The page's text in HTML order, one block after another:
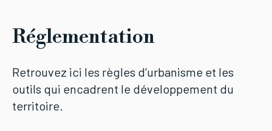
Réglementation
Retrouvez ici les règles d’urbanisme et les
outils qui encadrent le développement du
territoire.